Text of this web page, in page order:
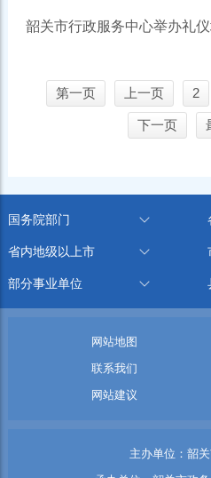
韶关市行政服务中心举办礼仪
第一页 上一页 2
下一页
国务院部门
省内地级以上市
部分事业单位
网站地图
联系我们
网站建议
主办单位：韶